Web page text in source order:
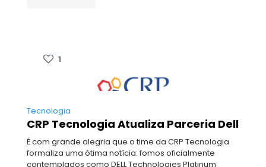
1
Tecnologia
CRP Tecnologia Atualiza Parceria Dell
É com grande alegria que o time da CRP Tecnologia
formaliza uma ótima notícia: fomos oficialmente
contemplados como DELL Technologies Platinum